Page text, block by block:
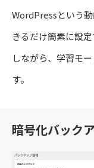
WordPressという
きるだけ簡素に設
しながら、学習モ
す。
暗号化バック